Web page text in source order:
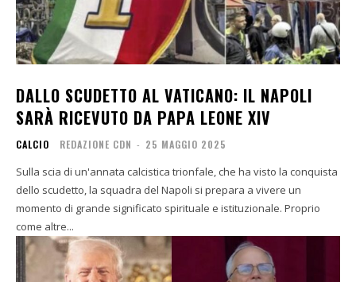
DALLO SCUDETTO AL VATICANO: IL NAPOLI
SARÀ RICEVUTO DA PAPA LEONE XIV
CALCIO REDAZIONE CDN - 25 MAGGIO 2025
Sulla scia di un'annata calcistica trionfale, che ha visto la conquista
dello scudetto, la squadra del Napoli si prepara a vivere un
momento di grande significato spirituale e istituzionale. Proprio
come altre...